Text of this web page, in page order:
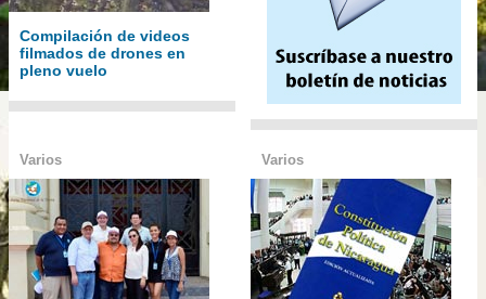
Compilación de videos
filmados de drones en
pleno vuelo
Varios Varios